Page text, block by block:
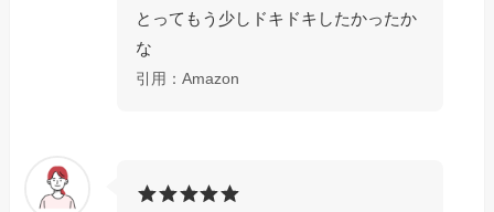
とってもう少しドキドキしたかったか
な
引用：Amazon